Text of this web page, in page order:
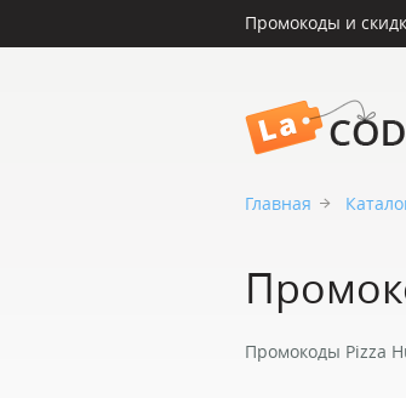
Промокоды и
Главная
Промокоды Pizza